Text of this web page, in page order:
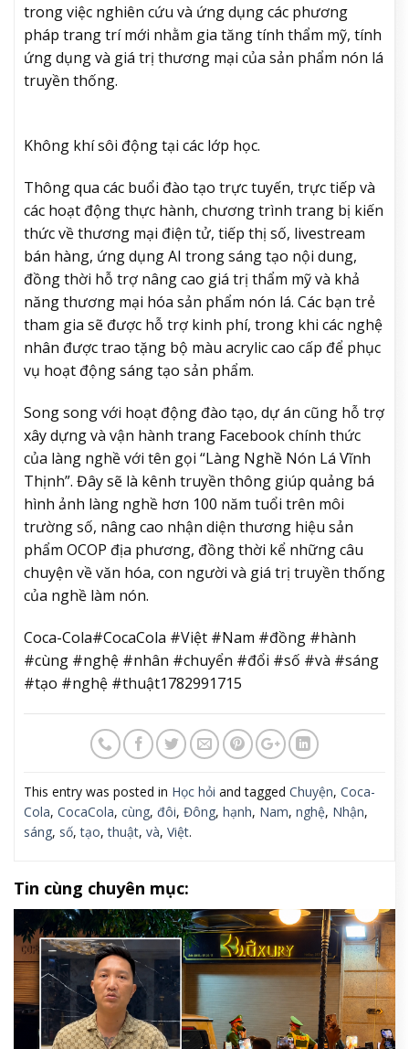
trong việc nghiên cứu và ứng dụng các phương
pháp trang trí mới nhằm gia tăng tính thẩm mỹ, tính
ứng dụng và giá trị thương mại của sản phẩm nón lá
truyền thống.
Không khí sôi động tại các lớp học.
Thông qua các buổi đào tạo trực tuyến, trực tiếp và
các hoạt động thực hành, chương trình trang bị kiến
thức về thương mại điện tử, tiếp thị số, livestream
bán hàng, ứng dụng AI trong sáng tạo nội dung,
đồng thời hỗ trợ nâng cao giá trị thẩm mỹ và khả
năng thương mại hóa sản phẩm nón lá. Các bạn trẻ
tham gia sẽ được hỗ trợ kinh phí, trong khi các nghệ
nhân được trao tặng bộ màu acrylic cao cấp để phục
vụ hoạt động sáng tạo sản phẩm.
Song song với hoạt động đào tạo, dự án cũng hỗ trợ
xây dựng và vận hành trang Facebook chính thức
của làng nghề với tên gọi “Làng Nghề Nón Lá Vĩnh
Thịnh”. Đây sẽ là kênh truyền thông giúp quảng bá
hình ảnh làng nghề hơn 100 năm tuổi trên môi
trường số, nâng cao nhận diện thương hiệu sản
phẩm OCOP địa phương, đồng thời kể những câu
chuyện về văn hóa, con người và giá trị truyền thống
của nghề làm nón.
Coca-Cola#CocaCola #Việt #Nam #đồng #hành
#cùng #nghệ #nhân #chuyển #đổi #số #và #sáng
#tạo #nghệ #thuật1782991715
This entry was posted in Học hỏi and tagged Chuyện, Coca-
Cola, CocaCola, cùng, đôi, Đông, hạnh, Nam, nghệ, Nhận,
sáng, số,tạo,thuật, và, Việt.
Tin cùng chuyên mục: